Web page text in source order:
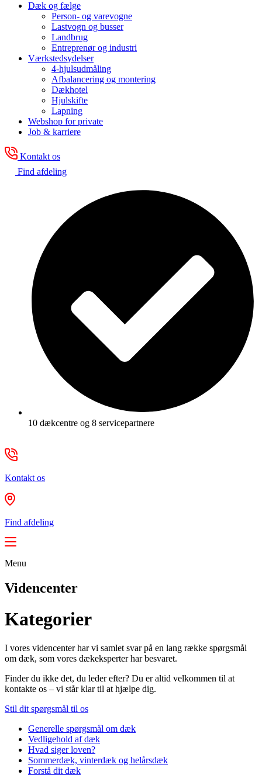
Dæk og fælge
Person- og varevogne
Lastvogn og busser
Landbrug
Entreprenør og industri
Værkstedsydelser
4-hjulsudmåling
Afbalancering og montering
Dækhotel
Hjulskifte
Lapning
Webshop for private
Job & karriere
Kontakt os
Find afdeling
10 dækcentre og 8 servicepartnere
Kontakt os
Find afdeling
Menu
Videncenter
Kategorier
I vores videncenter har vi samlet svar på en lang række spørgsmål
om dæk, som vores dækeksperter har besvaret.
Finder du ikke det, du leder efter? Du er altid velkommen til at
kontakte os – vi står klar til at hjælpe dig.
Stil dit spørgsmål til os
Generelle spørgsmål om dæk
Vedligehold af dæk
Hvad siger loven?
Sommerdæk, vinterdæk og helårsdæk
Forstå dit dæk